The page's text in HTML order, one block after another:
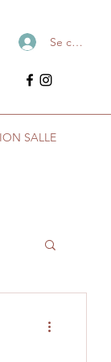
Se connecter
SALLE